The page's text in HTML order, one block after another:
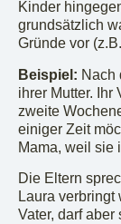
Kinder
grundsätzlich
Gründe vor
Beispiel: Nach
ihrer Mutter. Ihr
zweite
einiger Zeit
Mama, weil sie
Die Eltern
Laura
Vater, darf